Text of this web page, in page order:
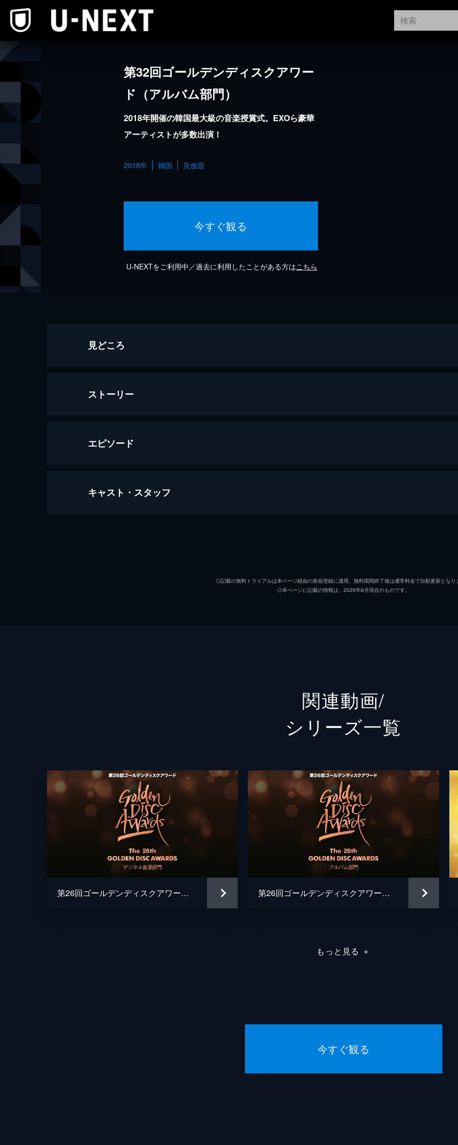
第32回ゴールデンディスクアワー
ド（アルバム部門）
2018年開催の韓国最大級の音楽授賞式。EXOら豪華
アーティストが多数出演！
2018年 韓国 見放題
今すぐ観る
U-NEXTをご利用中／過去に利用したことがある方はこちら
見どころ
ストーリー
エピソード
第32回ゴールデンディスクアワード（アルバム部門）
キャスト・スタッフ
MONSTA X
ファン・チヨル
テヨン
EXO
SUPER JUNIOR
◎記載の無料トライアルは本ページ経由の新規登録に適用。無料期間終了後は通常料金で自動更新となり
◎本ページに記載の情報は、2026年8月現在のものです。
関連動画/
シリーズ⼀覧
第26回ゴールデンディスクアワード（デジタル音源部門） 第26回ゴールデンディスクアワード（アルバム部門）
もっと見る ＋
今すぐ観る